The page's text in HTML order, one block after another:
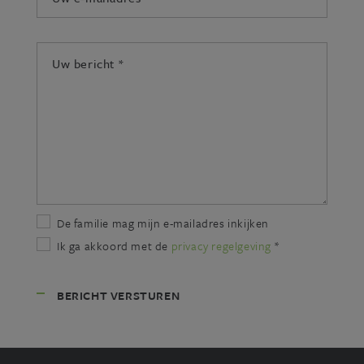
*
bericht:
De familie mag mijn e-mailadres inkijken
Ik ga akkoord met de privacy regelgeving *
BERICHT VERSTUREN